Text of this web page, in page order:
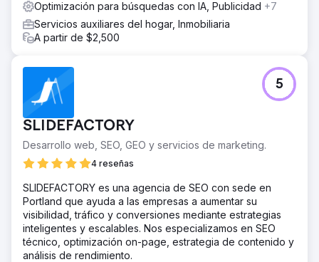
Optimización para búsquedas con IA, Publicidad +7
Servicios auxiliares del hogar, Inmobiliaria
A partir de $2,500
SLIDEFACTORY
Desarrollo web, SEO, GEO y servicios de marketing.
4 reseñas
5
SLIDEFACTORY es una agencia de SEO con sede en
Portland que ayuda a las empresas a aumentar su
visibilidad, tráfico y conversiones mediante estrategias
inteligentes y escalables. Nos especializamos en SEO
técnico, optimización on-page, estrategia de contenido y
análisis de rendimiento.